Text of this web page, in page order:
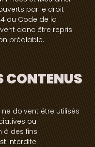
par le droit
du Code de la
donc être repris
préalable.
CONTENUS
ne doivent être utilisés
ou
à des fins
interdite.